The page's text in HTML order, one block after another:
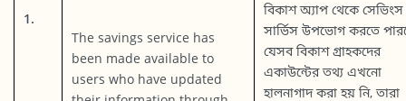
1.
The savings service has
been made available to
users who have updated
বিকাশ অ্যাপ থেকে সেভিংস
সার্ভিস উপভোগ করতে
যেসব বিকাশ গ্রাহকদের
একাউন্টের তথ্য এখনো
হালনাগাদ করা হয় নি, তারা